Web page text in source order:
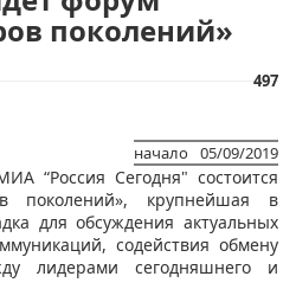
поколений»
497
начало 05/09/2019
“Россия Сегодня" состоится
поколений», крупнейшая в
для обсуждения актуальных
содействия обмену
лидерами сегодняшнего и